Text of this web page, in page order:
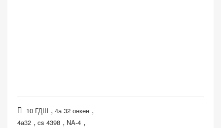
10 ГДШ , 4а 32 онкен ,
4а32 , cs 4398 , NA-4 ,